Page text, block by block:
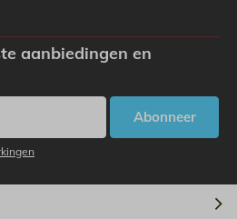
aanbiedingen en
Abonneer